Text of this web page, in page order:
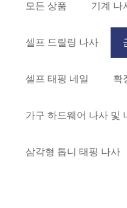
모든 상품 기계 나
셀프 드릴링 나사
셀프 태핑 네일 확
가구 하드웨어 나사 및
삼각형 톱니 태핑 나사